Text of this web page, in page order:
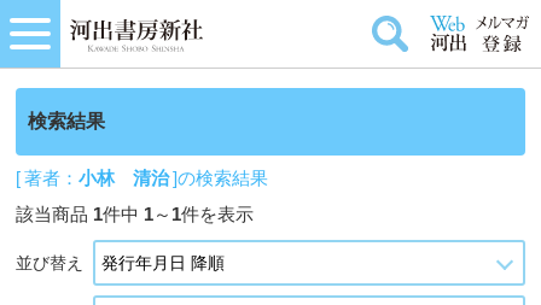
検索結果
[ 著者：小林 清治]の検索結果
該当商品 1件中 1～ 1件を表示
並び替え